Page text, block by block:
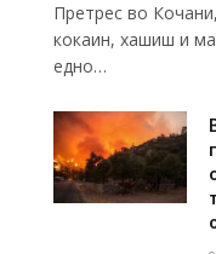
Претрес во
кокаин, хашиш и
едно…